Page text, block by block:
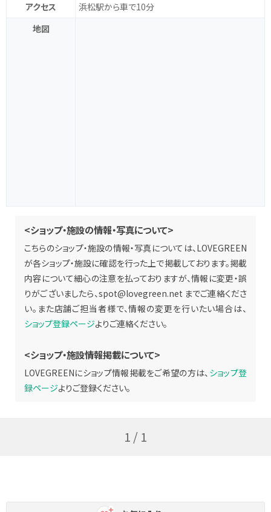
アクセス
浜松駅から車で10分
地図
<ショップ・施設の情報・写真について>
こちらのショップ・施設の情報・写真については、LOVEGREEN
が各ショップ・施設に確認を行った上で掲載しております。掲載
内容について細心の注意を払っておりますが、情報に変更・誤
りがございましたら、spot@lovegreen.net までご連絡くださ
い。また店舗ご担当者様で、情報の変更を行いたい場合は、
ショップ登録ページよりご連絡ください。
<ショップ・施設情報掲載について>
LOVEGREENにショップ情報掲載をご希望の方は、 ショップ登
録ページよりご登録ください。
1 / 1